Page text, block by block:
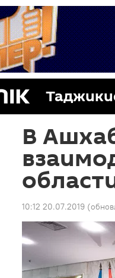
В
10:12 20.07.2019